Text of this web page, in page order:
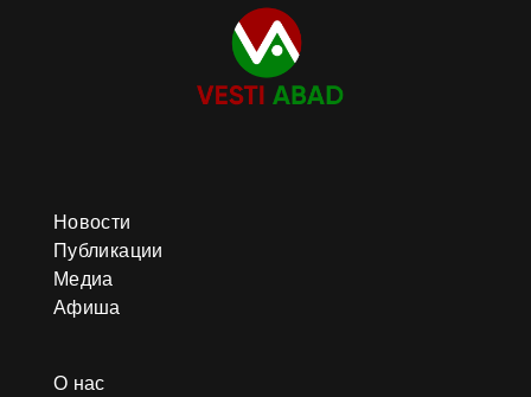
Новости
Публикации
Медиа
Афиша
О нас